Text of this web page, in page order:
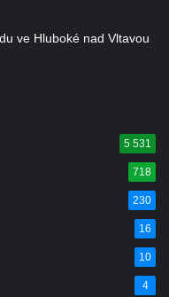
ve Hluboké nad Vltavou
5 531
718
230
16
10
4